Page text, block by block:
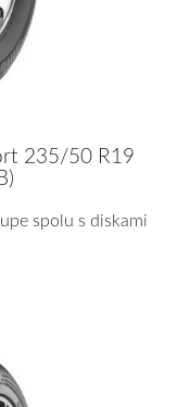
235/50 R19
spolu s diskami